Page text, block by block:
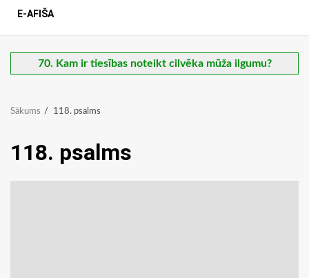
E-AFIŠA
70. Kam ir tiesības noteikt cilvēka mūža ilgumu?
Sākums 118. psalms
118. psalms